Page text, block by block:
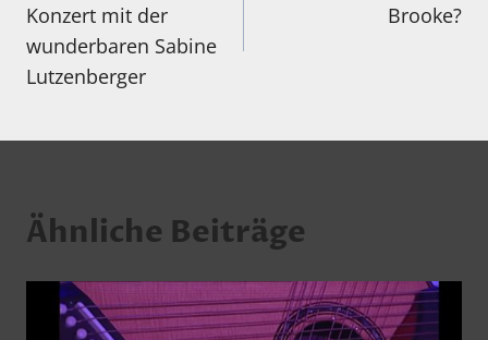
Konzert mit der
wunderbaren Sabine
Lutzenberger
Brooke?
Ähnliche Beiträge